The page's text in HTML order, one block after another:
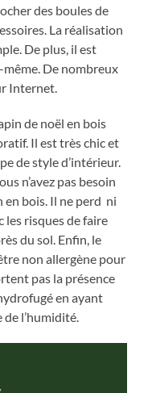
des boules de
La réalisation
De plus, il est
De nombreux
Internet.
de noël en bois
Il est très chic et
de style d’intérieur.
n’avez pas besoin
bois. Il ne perd ni
les risques de faire
du sol. Enfin, le
non allergène pour
pas la présence
en ayant
l’humidité.